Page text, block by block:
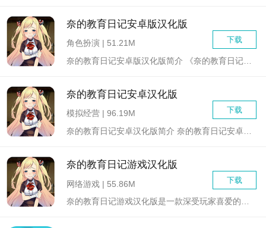
奈的教育日记安卓版汉化版
下载
角色扮演 | 51.21M
奈的教育日记安卓版汉化版简介 《奈的教育日记安卓版汉化...
奈的教育日记安卓汉化版
下载
模拟经营 | 96.19M
奈的教育日记安卓汉化版简介 奈的教育日记安卓汉化版是一...
奈的教育日记游戏汉化版
下载
网络游戏 | 55.86M
奈的教育日记游戏汉化版是一款深受玩家喜爱的恋爱养成类游戏。在...